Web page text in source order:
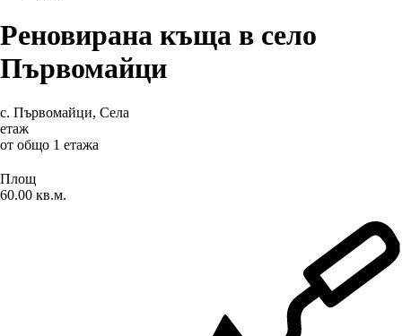
Реновирана къща в село
Първомайци
с. Първомайци, Села
етаж
от общо 1 етажа
Площ
60.00 кв.м.